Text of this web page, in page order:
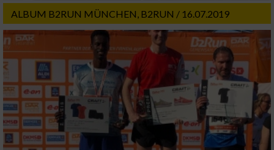
ALBUM B2RUN MÜNCHEN, B2RUN / 16.07.2019
Messung der Performance von Inhalten
Analyse von Zielgruppen durch Statistiken
oder Kombinationen von Daten aus
verschiedenen Quellen
Entwicklung und Verbesserung der Angebote
Verwendung reduzierter Daten zur Auswahl
von Inhalten